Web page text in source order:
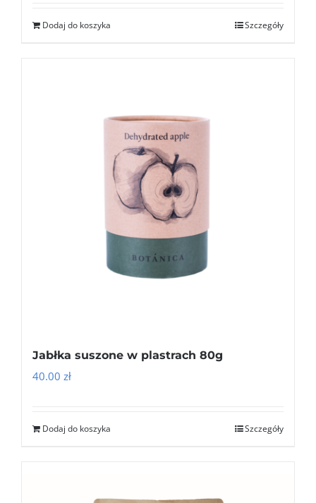
Dodaj do koszyka Szczegóły
Jabłka suszone w plastrach 80g
40.00 zł
Dodaj do koszyka Szczegóły